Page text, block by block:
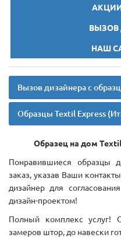
ВЫЗОВ
НАШ
Вызов дизайнера с
Образцы Textil Express
Образец на дом
Понравившиеся образцы
заказ, указав Ваши
дизайнер для
дизайн-проектом!
Полный комплекс услуг!
замеров штор, до навески